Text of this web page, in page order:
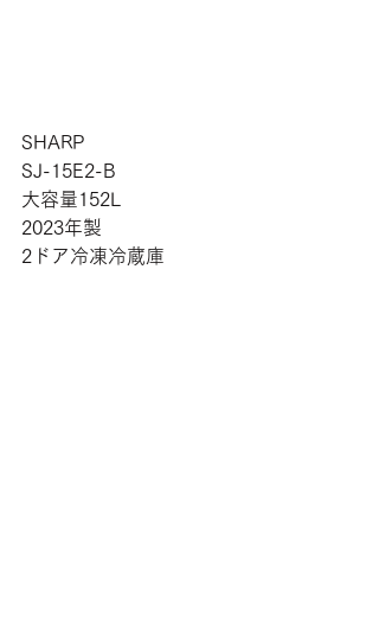
SHARP
SJ-15E2-B
大容量152L
2023年製
2ドア冷凍冷蔵庫